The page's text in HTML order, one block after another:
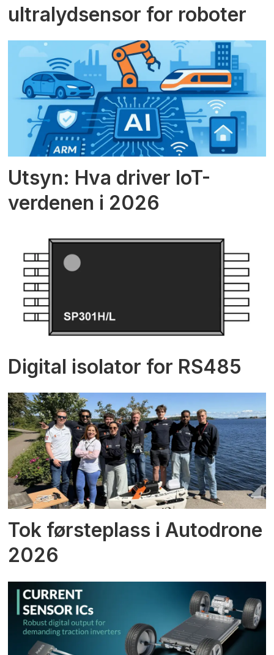
ultralydsensor for roboter
Utsyn: Hva driver IoT-
verdenen i 2026
Digital isolator for RS485
Tok førsteplass i Autodrone
2026